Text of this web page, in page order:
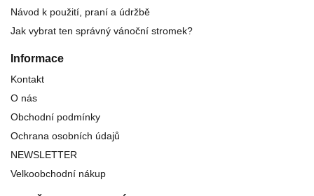
Návod k použití, praní a údržbě
Jak vybrat ten správný vánoční stromek?
Informace
Kontakt
O nás
Obchodní podmínky
Ochrana osobních údajů
NEWSLETTER
Velkoobchodní nákup